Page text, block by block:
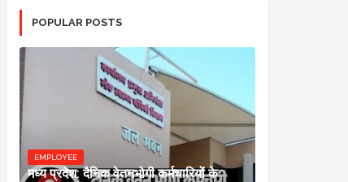
POPULAR POSTS
EMPLOYEE
मध्य प्रदेश: दैनिक वेतनभोगी कर्मचारियों के